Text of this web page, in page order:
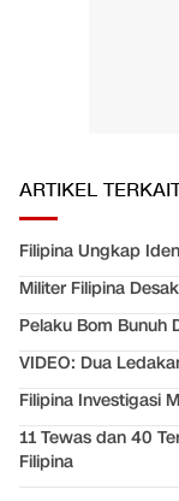
ARTIKEL
Filipina Ungkap
Militer Filipina
Pelaku Bom Bunuh
VIDEO: Dua
Filipina Investigasi
11 Tewas dan 40
Filipina